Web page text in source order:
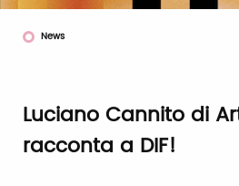
News
Luciano Cannito di
racconta a DIF!